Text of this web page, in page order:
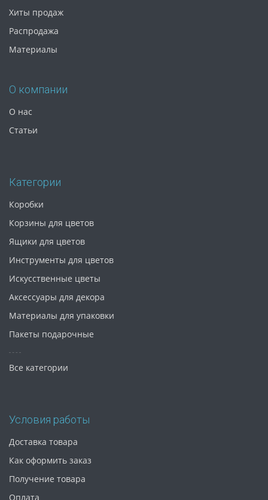
Хиты продаж
Распродажа
Материалы
О компании
О нас
Статьи
Категории
Коробки
Корзины для цветов
Ящики для цветов
Инструменты для цветов
Искусственные цветы
Аксессуары для декора
Материалы для упаковки
Пакеты подарочные
Все категории
Условия работы
Доставка товара
Как оформить заказ
Получение товара
Оплата